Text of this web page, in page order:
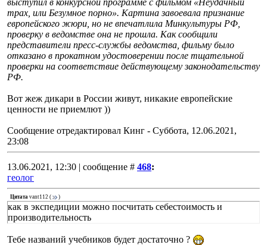
выступил в конкурсной программе с фильмом «Неудачный
трах, или Безумное порно». Картина завоевала признание
европейского жюри, но не впечатлила Минкультуры РФ,
проверку в ведомстве она не прошла. Как сообщили
представители пресс-службы ведомства, фильму было
отказано в прокатном удостоверении после тщательной
проверки на соответствие действующему законодательству
РФ.
Вот жеж дикари в России живут, никакие европейские
ценности не приемлют ))
Сообщение отредактировал Кинг - Суббота, 12.06.2021,
23:08
13.06.2021, 12:30 | сообщение # 468:
геолог
Цитата vant112 ( )
как в экспедиции можно посчитать себестоимость и
производительность
Тебе названий учебников будет достаточно ?